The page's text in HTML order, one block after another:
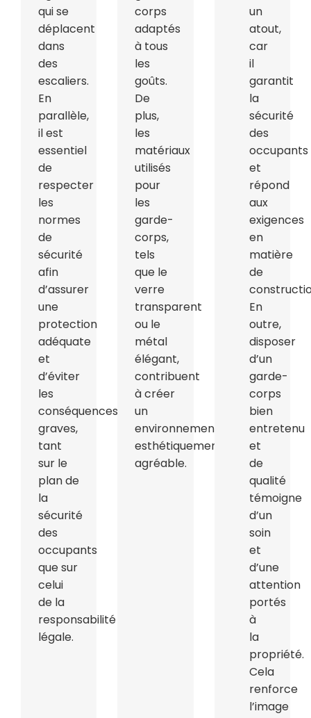
qui se
déplacent
dans
des
escaliers.
En
parallèle,
il est
essentiel
de
respecter
les
normes
de
sécurité
afin
d’assurer
une
protection
adéquate
et
d’éviter
les
conséquences
graves,
tant
sur le
plan de
la
sécurité
des
occupants
que sur
celui
de la
responsabilité
légale.
corps
adaptés
à tous
les
goûts.
De
plus,
les
matériaux
utilisés
pour
les
garde-
corps,
tels
que le
verre
transparent
ou le
métal
élégant,
contribuent
à créer
un
environnement
esthétiquement
agréable.
un
atout,
car
il
garantit
la
sécurité
des
occupants
et
répond
aux
exigences
en
matière
de
En
outre,
disposer
d’un
garde-
corps
bien
entretenu
et
de
qualité
témoigne
d’un
soin
et
d’une
attention
portés
à
la
propriété.
Cela
renforce
l’image